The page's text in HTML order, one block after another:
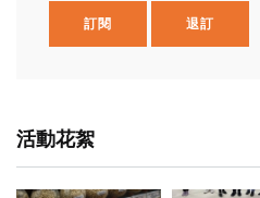
訂閱 退訂
活動花絮